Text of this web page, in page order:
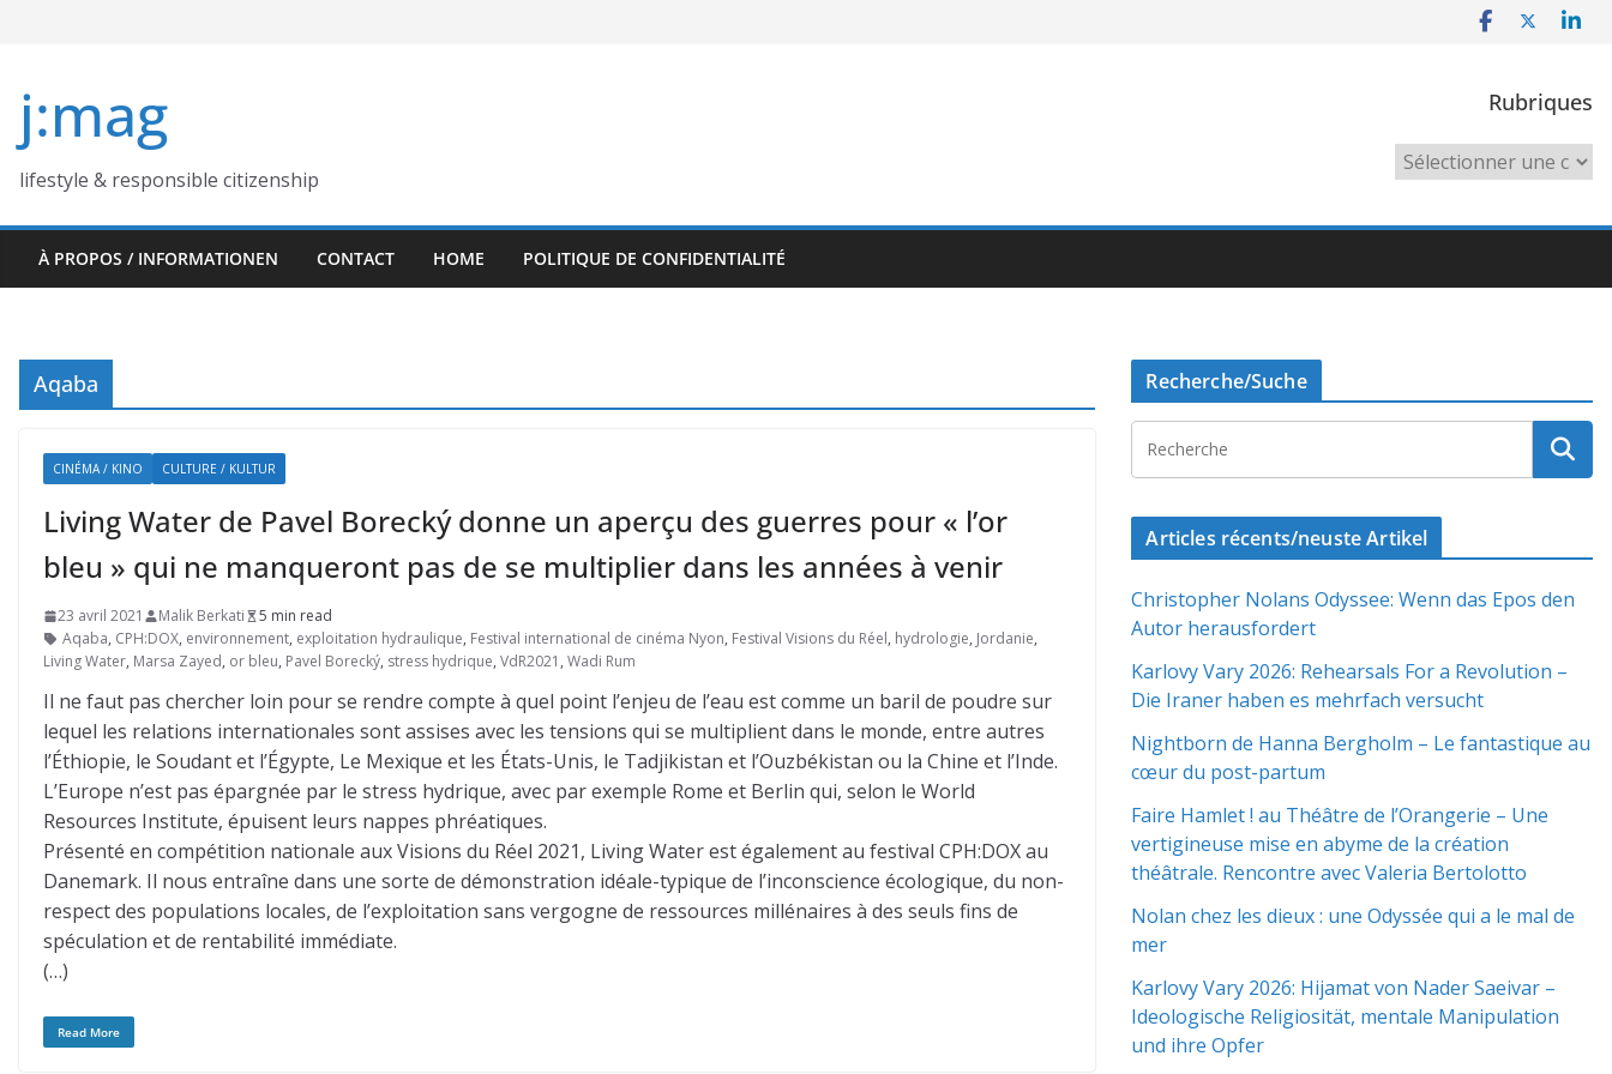
j:mag
lifestyle & responsible citizenship
Rubriques
Rubriques
À PROPOS / INFORMATIONEN CONTACT HOME POLITIQUE DE CONFIDENTIALITÉ
Aqaba
CINÉMA / KINO CULTURE / KULTUR
Living Water de Pavel Borecký donne un aperçu des guerres pour « l’or
bleu » qui ne manqueront pas de se multiplier dans les années à venir
23 avril 2021 Malik Berkati
5 min read
Aqaba, CPH:DOX, environnement, exploitation hydraulique, Festival international de cinéma Nyon, Festival Visions du Réel, hydrologie, Jordanie,
Living Water, Marsa Zayed, or bleu, Pavel Borecký, stress hydrique, VdR2021 , Wadi Rum
Il ne faut pas chercher loin pour se rendre compte à quel point l’enjeu de l’eau est comme un baril de poudre sur
lequel les relations internationales sont assises avec les tensions qui se multiplient dans le monde, entre autres
l’Éthiopie, le Soudant et l’Égypte, Le Mexique et les États-Unis, le Tadjikistan et l’Ouzbékistan ou la Chine et l’Inde.
L’Europe n’est pas épargnée par le stress hydrique, avec par exemple Rome et Berlin qui, selon le World
Resources Institute, épuisent leurs nappes phréatiques.
Présenté en compétition nationale aux Visions du Réel 2021, Living Water est également au festival CPH:DOX au
Danemark. Il nous entraîne dans une sorte de démonstration idéale-typique de l’inconscience écologique, du non-
respect des populations locales, de l’exploitation sans vergogne de ressources millénaires à des seuls fins de
spéculation et de rentabilité immédiate.
(…)
Read More
Recherche/Suche
Articles récents/neuste Artikel
Christopher Nolans Odyssee: Wenn das Epos den
Autor herausfordert
Karlovy Vary 2026: Rehearsals For a Revolution –
Die Iraner haben es mehrfach versucht
Nightborn de Hanna Bergholm – Le fantastique au
cœur du post-partum
Faire Hamlet ! au Théâtre de l’Orangerie – Une
vertigineuse mise en abyme de la création
théâtrale. Rencontre avec Valeria Bertolotto
Nolan chez les dieux : une Odyssée qui a le mal de
mer
Karlovy Vary 2026: Hijamat von Nader Saeivar​​ –
Ideologische Religiosität, mentale Manipulation
und ihre Opfer